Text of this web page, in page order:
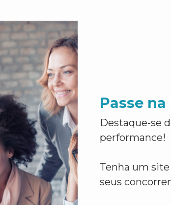
Passe
Destaque-se
performance!
Tenha um
seus